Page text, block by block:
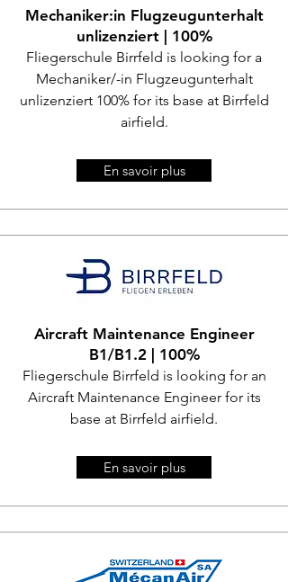
Mechaniker:in Flugzeugunterhalt
unlizenziert | 100%
Fliegerschule Birrfeld is looking for a
Mechaniker/-in Flugzeugunterhalt
unlizenziert 100% for its base at Birrfeld
airfield.
En savoir plus
Aircraft Maintenance Engineer
B1/B1.2 | 100%
Fliegerschule Birrfeld is looking for an
Aircraft Maintenance Engineer for its
base at Birrfeld airfield.
En savoir plus